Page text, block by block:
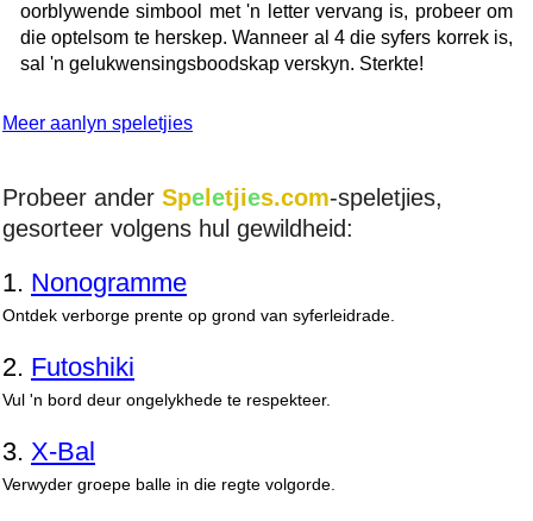
oorblywende simbool met 'n letter vervang is, probeer om
die optelsom te herskep. Wanneer al 4 die syfers korrek is,
sal 'n gelukwensingsboodskap verskyn. Sterkte!
Meer aanlyn speletjies
Probeer ander Spe etjies.com-speletjies,
gesorteer volgens hul gewildheid:
1. Nonogramme
Ontdek verborge prente op grond van syferleidrade.
2. Futoshiki
Vul 'n bord deur ongelykhede te respekteer.
3. X-Bal
Verwyder groepe balle in die regte volgorde.